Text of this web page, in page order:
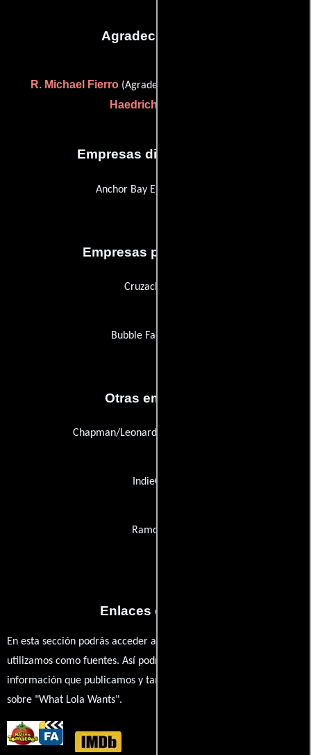
Agradecimientos
R. Michael Fierro(Agradecimiento especial) y
Haedrich
Empresas distribuidoras
Anchor Bay Entertainment
Empresas productoras
Cruzach Films
Bubble Factory, The
Otras empresas
Chapman/Leonard Studio Equipment
IndieClear
Ramo Law
Enlaces externos
En esta sección podrás acceder a los recursos externos que
utilizamos como fuentes. Así podrás chequear toda la
información que publicamos y también ampliar tu conocimiento
sobre "What Lola Wants".